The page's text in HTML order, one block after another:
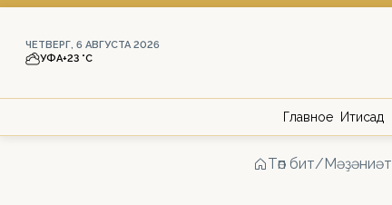
ЧЕТВЕРГ, 6 АВГУСТА 2026
УФА+23 °С
Главное Иҡтисад
Төп бит/Мәҙәниәт